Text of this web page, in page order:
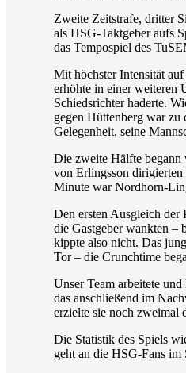
Zweite Zeitstrafe, dritter
als HSG-Taktgeber aufs
das Tempospiel des
Mit höchster Intensität
erhöhte in einer weiteren
Schiedsrichter haderte.
gegen Hüttenberg war
Gelegenheit, seine
Die zweite Hälfte begann
von Erlingsson
Minute war Nordhorn-
Den ersten Ausgleich der
die Gastgeber wankten –
kippte also nicht. Das
Tor – die Crunchtime
Unser Team arbeitete
das anschließend im
erzielte sie noch zweimal
Die Statistik des Spiels
geht an die HSG-Fans im